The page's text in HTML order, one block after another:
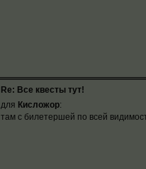
Re: Все квесты тут!
для Кисложор:
там с билетершей по всей